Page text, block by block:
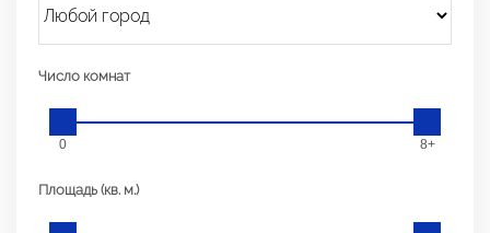
Число комнат
0 8+
Площадь (кв. м.)